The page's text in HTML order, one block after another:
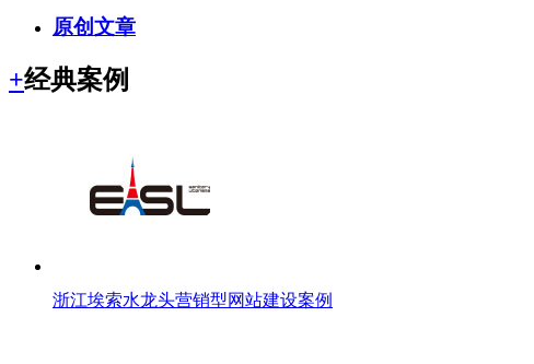
原创文章
+经典案例
浙江埃索水龙头营销型网站建设案例